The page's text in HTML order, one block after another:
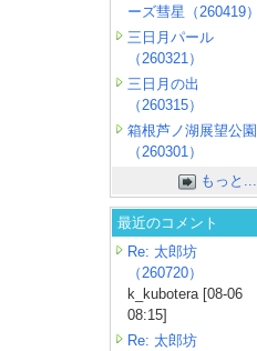
ーズ彗星（260419）
三日月パール
（260321）
三日月の出
（260315）
箱根芦ノ湖展望公園
（260301）
もっと...
最近のコメント
Re: 太郎坊
（260720）
k_kubotera [08-06
08:15]
Re: 太郎坊